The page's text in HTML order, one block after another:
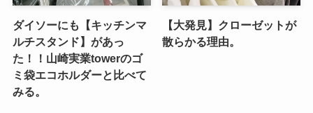
ダイソーにも【キッチンマ
ルチスタンド】があっ
た！！山崎実業towerのゴ
ミ袋エコホルダーと比べて
みる。
【大発見】クローゼットが
散らかる理由。